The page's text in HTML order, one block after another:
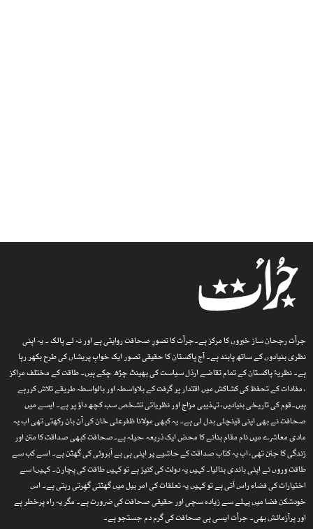
جرأت رجحان ساز خبروں کا مرکز ہے۔جرأت کا تصورِ صحافت روایتی ہے اور نہ لے پالک ۔ یہ اپنی
نظری بنیادوں کے ساتھ پابند ہے۔ آج پاکستان کا حقیقی تصور ایک خوابِ پریشاں کی طرح بکھر رہا
ہے۔ نظریۂ پاکستان کے تمام تقاضے ارذل سیاست کی بھینٹ چڑھ چکے ہیں۔ طاقت کے مختلف مراکز
، مفادات کے تحفظ کی کشاکش میں اقتدار پر گرفت کے بلاواسطہ اور بالواسطہ طریقے تلاش کررہے
ہیں۔قوم کی تاریخی بنیادیں، تہذیبی مزاج اور نظریاتی تشخص سب کچھ داؤ پر ہے۔ ایسے میں
صحافت نے بھی اپنی قینچلی بدل لی ہے۔ یہ کبھی مولانا ظفرعلی خان کی آن بان رکھتی تھی اب یہ
مادی معاشرے میں نام مقام بنانے کا محض ایک ذریعہ ،حیلہ ہے۔صحافت کبھی صداقت کا متن اور
زندگی کا جتن تھی، اب یہ کتاب صداقت کے حاشیے پر اپنی ہی بے آبروئی کی گھٹن ہے۔ اسے کب سے
طاقت وروں نے اپنی باندی بنالیا۔ کہیں یہ دولت کی کنیز ہے تو کہیں طاقت کی پچارن۔ کہیںا سے
اختیارات کی فضاء راس آتی ہے تو کہیں یہ تعلقات کی امر بیل میں گھٹتی گھِرتی رہتی ہے۔ اس
خودشکن فضا میں پہلے سے زیادہ سچی اور حقیقی صحافت کی ضرورت ہے۔ مگر یہ راہ پرخطر ہے
اور پرآزمائش بھی۔ جرأت ایسی ہی صحافت کی گرم دم جستجو ہے۔